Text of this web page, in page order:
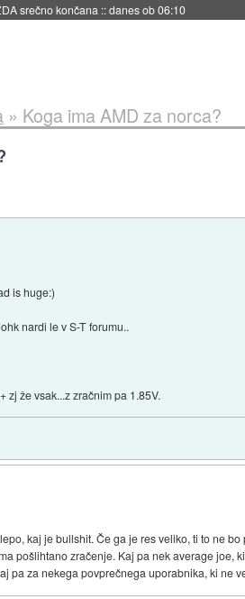
::danes ob 06:09
» Koga ima AMD za norca?
is huge:)
nardi le v S-T forumu..
zj že vsak...z zračnim pa 1.85V.
kaj je bullshit. Če ga je res veliko, ti to ne bo
pošlihtano zračenje. Kaj pa nek average
pa za nekega povprečnega uporabnika, ki ne